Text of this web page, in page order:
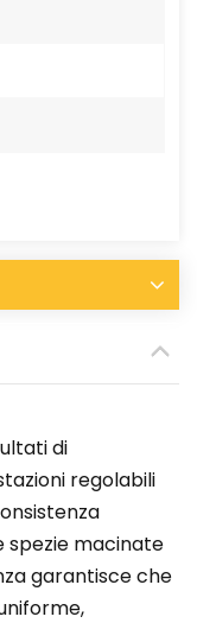
di
regolabili
spezie macinate
garantisce che